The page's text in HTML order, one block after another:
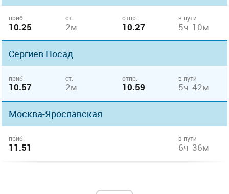
приб.
10.25
ст.
2м
отпр.
10.27
в пути
5ч 10м
Сергиев Посад
приб.
10.57
ст.
2м
отпр.
10.59
в пути
5ч 42м
Москва-Ярославская
приб.
11.51
в пути
6ч 36м